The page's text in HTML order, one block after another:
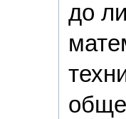
до